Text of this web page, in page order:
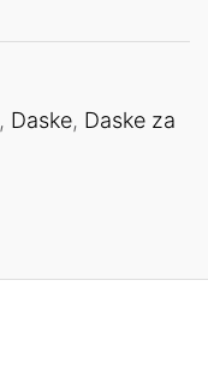
, Daske, Daske za